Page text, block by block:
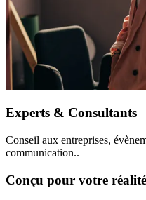
Experts & Consultants
Conseil aux entreprises,
communication..
Conçu pour votre